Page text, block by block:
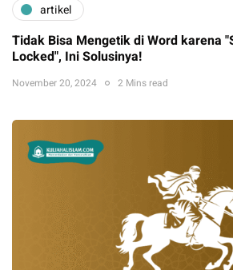
artikel
Tidak Bisa Mengetik di Word karena
Locked", Ini Solusinya!
November 20, 2024 2 Mins read